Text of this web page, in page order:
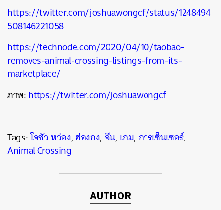
https://twitter.com/joshuawongcf/status/1248494
508146221058
https://technode.com/2020/04/10/taobao-
removes-animal-crossing-listings-from-its-
marketplace/
ภาพ:https://twitter.com/joshuawongcf
Tags:โจชัว หว่อง,ฮ่องกง,จีน,เกม,การเซ็นเซอร์,
Animal Crossing
AUTHOR